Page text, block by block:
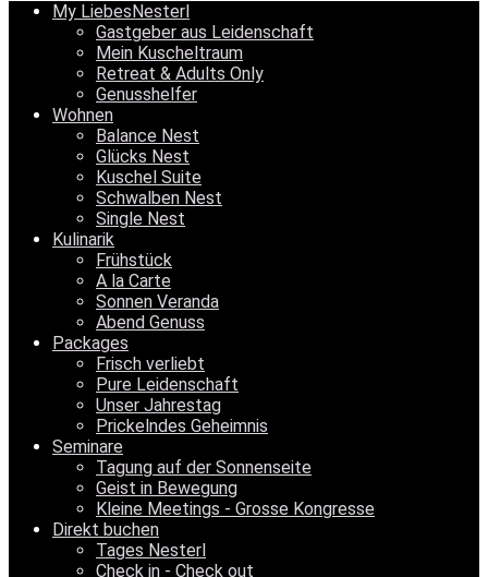
My LiebesNesterl
Gastgeber aus Leidenschaft
Mein Kuscheltraum
Retreat & Adults Only
Genusshelfer
Wohnen
Balance Nest
Glücks Nest
Kuschel Suite
Schwalben Nest
Single Nest
Kulinarik
Frühstück
A la Carte
Sonnen Veranda
Abend Genuss
Packages
Frisch verliebt
Pure Leidenschaft
Unser Jahrestag
Prickelndes Geheimnis
Seminare
Tagung auf der Sonnenseite
Geist in Bewegung
Kleine Meetings - Grosse Kongresse
Direkt buchen
Tages Nesterl
Check in - Check out